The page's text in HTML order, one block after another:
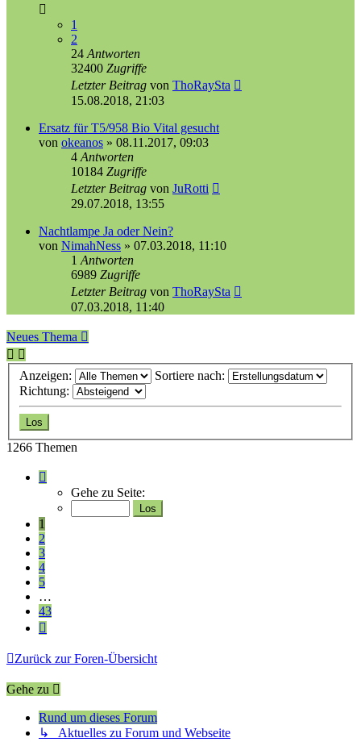
1
2
24 Antworten
32400 Zugriffe
Letzter Beitrag von ThoRaySta
15.08.2018, 21:03
Ersatz für T5/958 Bio Vital gesucht
von okeanos » 08.11.2017, 09:03
4 Antworten
10184 Zugriffe
Letzter Beitrag von JuRotti
29.07.2018, 13:55
Nachtlampe Ja oder Nein?
von NimahNess » 07.03.2018, 11:10
1 Antworten
6989 Zugriffe
Letzter Beitrag von ThoRaySta
07.03.2018, 11:40
Neues Thema
Anzeigen:
Sortiere nach:
Richtung:
1266 Themen
Seite
1
von
Gehe zu Seite:
1
2
3
4
5
…
43
Nächste
Zurück zur Foren-Übersicht
Gehe zu
Rund um dieses Forum
↳ Aktuelles zu Forum und Webseite